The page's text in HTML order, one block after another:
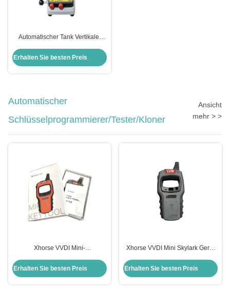
Automatischer Tank Vertikaler
Schlosserwerkzeuge Xhorse
Condox
Erhalten Sie besten Preis
Automatischer
Schlüsselprogrammierer/Tester/Kloner
Ansicht
mehr > >
Xhorse VVDI Mini-
Fernschlüsselprogrammierer für
Universalfahrzeuge Anwendbar
Erhalten Sie besten Preis
Xhorse VVDI Mini Skylark Gerät
Schlüssel Programmierer
Erhalten Sie besten Preis